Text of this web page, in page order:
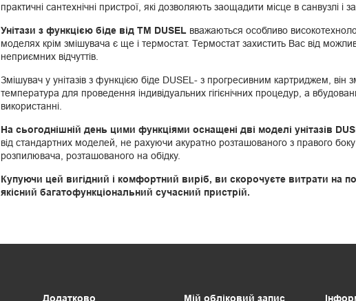
практичні сантехнічні пристрої, які дозволяють заощадити місце в санвузлі
Унітази з функцією біде від ТМ DUSEL вважаються особливо
моделях крім змішувача є ще і термостат. Термостат захистить Вас від
неприємних відчуттів.
Змішувач у унітазів з функцією біде DUSEL- з прогресивним картриджем,
температура для проведення індивідуальних гігієнічних процедур, а
використанні.
На сьогоднішній день цими функціями оснащені дві моделі унітазів
від стандартних моделей, не рахуючи акуратно розташованого з правого
розпилювача, розташованого на обідку.
Купуючи цей вигідний і комфортний виріб, ви скорочуєте витрати на
якісний багатофункціональний сучасний пристрій.
Додатково Мій обліковий запис